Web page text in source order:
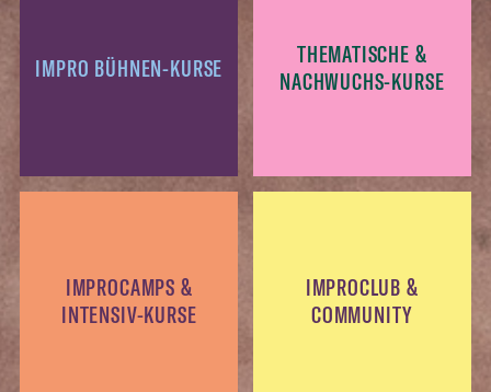
IMPRO BÜHNEN-KURSE
THEMATISCHE &
NACHWUCHS-KURSE
IMPROCAMPS &
INTENSIV-KURSE
IMPROCLUB &
COMMUNITY